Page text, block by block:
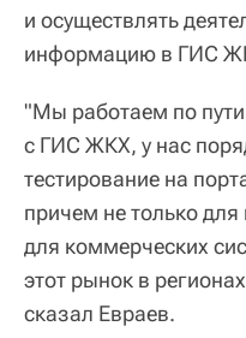
и осуществлять
информацию в ГИС
"Мы работаем по пути
с ГИС ЖКХ, у нас
тестирование на
причем не только для
для коммерческих
этот рынок в
сказал Евраев.